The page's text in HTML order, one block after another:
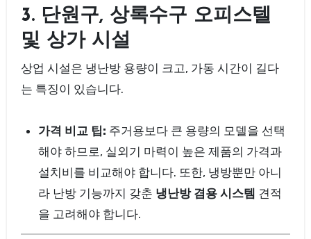
3. 단원구, 상록수구 오피스텔
및 상가 시설
상업 시설은 냉난방 용량이 크고, 가동 시간이 길다
는 특징이 있습니다.
가격 비교 팁: 주거용보다 큰 용량의 모델을 선택
해야 하므로, 실외기 마력이 높은 제품의 가격과
설치비를 비교해야 합니다. 또한, 냉방뿐만 아니
라 난방 기능까지 갖춘 냉난방 겸용 시스템 견적
을 고려해야 합니다.